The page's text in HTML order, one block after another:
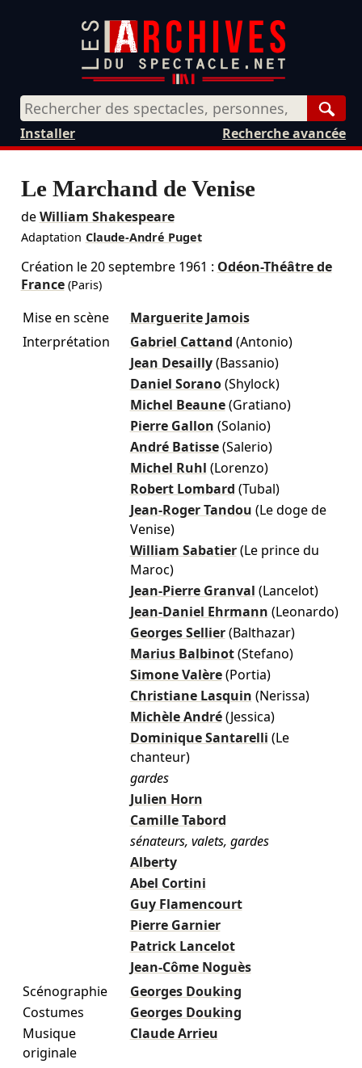
Recherche avancée
Installer
Le Marchand de Venise
deWilliam Shakespeare
Adaptation Claude-André Puget
Création le20 septembre 1961 : Odéon-Théâtre de
France(Paris)
Mise en scène
Marguerite Jamois
Interprétation
Gabriel Cattand (Antonio)
Jean Desailly (Bassanio)
Daniel Sorano (Shylock)
Michel Beaune (Gratiano)
Pierre Gallon (Solanio)
André Batisse (Salerio)
Michel Ruhl (Lorenzo)
Robert Lombard (Tubal)
Jean-Roger Tandou (Le doge de
Venise)
William Sabatier (Le prince du
Maroc)
Jean-Pierre Granval (Lancelot)
Jean-Daniel Ehrmann (Leonardo)
Georges Sellier (Balthazar)
Marius Balbinot (Stefano)
Simone Valère (Portia)
Christiane Lasquin (Nerissa)
Michèle André (Jessica)
Dominique Santarelli (Le
chanteur)
gardes
Julien Horn
Camille Tabord
sénateurs, valets, gardes
Alberty
Abel Cortini
Guy Flamencourt
Pierre Garnier
Patrick Lancelot
Jean-Côme Noguès
Scénographie
Georges Douking
Costumes
Georges Douking
Musique
originale
Claude Arrieu